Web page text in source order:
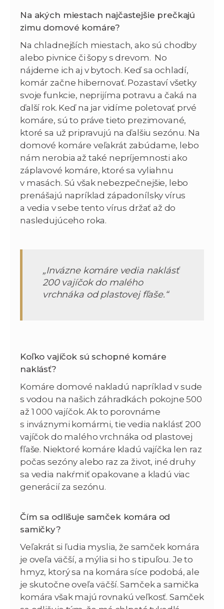
Na akých miestach najčastejšie prečkajú
zimu domové komáre?
Na chladnejších miestach, ako sú chodby
alebo pivnice či šopy s drevom. No
nájdeme ich aj v bytoch. Keď sa ochladí,
komár začne hibernovať. Pozastaví všetky
svoje funkcie, neprijíma potravu a čaká na
ďalší rok. Keď na jar vidíme poletovať prvé
komáre, sú to práve tieto prezimované,
ktoré sa už pripravujú na ďalšiu sezónu. Na
domové komáre veľakrát zabúdame, lebo
nám nerobia až také nepríjemnosti ako
záplavové komáre, ktoré sa vyliahnu
v masách. Sú však nebezpečnejšie, lebo
prenášajú napríklad západonílsky vírus
a vedia v sebe tento vírus držať až do
nasledujúceho roka.
„Invázne komáre vedia naklásť
200 vajíčok do malého
vrchnáka od plastovej fľaše.“
Koľko vajíčok sú schopné komáre
naklásť?
Komáre domové nakladú napríklad v sude
s vodou na našich záhradkách pokojne 500
až 1 000 vajíčok. Ak to porovnáme
s inváznymi komármi, tie vedia naklásť 200
vajíčok do malého vrchnáka od plastovej
fľaše. Niektoré komáre kladú vajíčka len raz
počas sezóny alebo raz za život, iné druhy
sa vedia nakŕmiť opakovane a kladú viac
generácií za sezónu.
Čím sa odlišuje samček komára od
samičky?
Veľakrát si ľudia myslia, že samček komára
je oveľa väčší, a mýlia si ho s tipuľou. Je to
hmyz, ktorý sa na komára síce podobá, ale
je skutočne oveľa väčší. Samček a samička
komára však majú rovnakú veľkosť. Samček